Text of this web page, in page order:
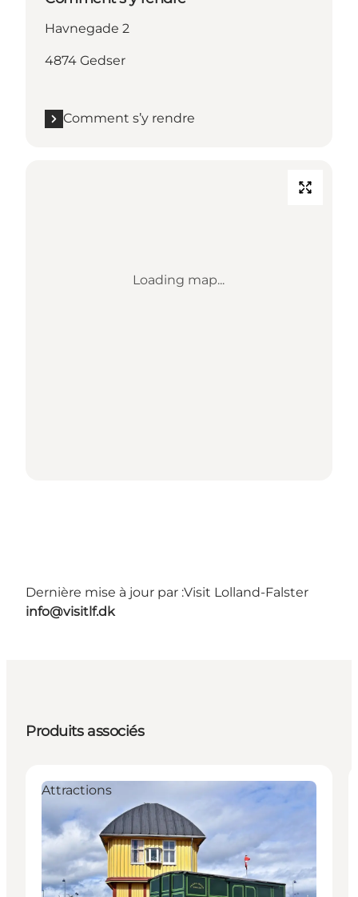
Havnegade 2
4874 Gedser
Comment s’y rendre
Loading map...
Dernière mise à jour par :Visit Lolland-Falster
info@visitlf.dk
Produits associés
Attractions